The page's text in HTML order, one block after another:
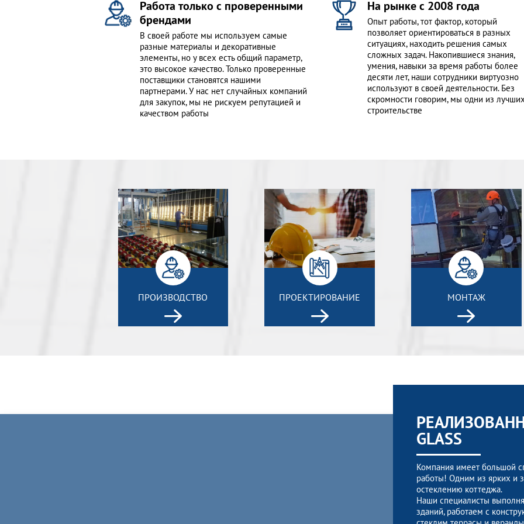
Работа только с проверенными
брендами
В своей работе мы используем самые
разные материалы и декоративные
элементы, но у всех есть общий параметр,
это высокое качество. Только проверенные
поставщики становятся нашими
партнерами. У нас нет случайных компаний
для закупок, мы не рискуем репутацией и
качеством работы
На рынке с 2008 года
Опыт работы, тот фактор, который
позволяет ориентироваться в разных
ситуациях, находить решения самых
сложных задач. Накопившиеся знания,
умения, навыки за время работы более
десяти лет, наши сотрудники виртуозно
используют в своей деятельности. Без
скромности говорим, мы одни из
строительстве
ПРОИЗВОДСТВО ПРОЕКТИРОВАНИЕ МОНТАЖ
GLASS
Компания имеет большой
работы! Одним из ярких и
остеклению коттеджа.
Наши специалисты
зданий, работаем с